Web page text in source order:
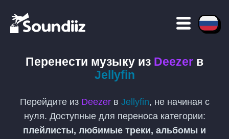
Перенести музыку из Deezer в
Jellyfin
Перейдите из Deezerв Jellyfin, не начиная с
нуля. Доступные для переноса категории:
плейлисты, любимые треки, альбомы и